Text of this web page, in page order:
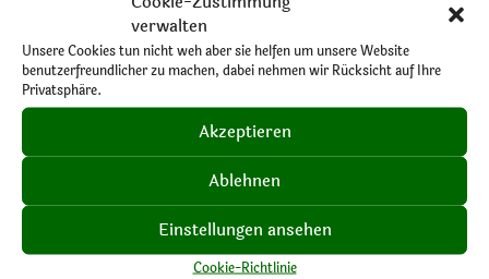
verwalten
Unsere Cookies tun nicht weh aber sie helfen um unsere Website
benutzerfreundlicher zu machen, dabei nehmen wir Rücksicht auf Ihre
Privatsphäre.
Akzeptieren
Ablehnen
Einstellungen ansehen
Cookie-Richtlinie